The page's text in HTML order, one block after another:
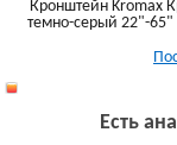
Кронштейн Kromax
темно-серый 22"-65"
Есть